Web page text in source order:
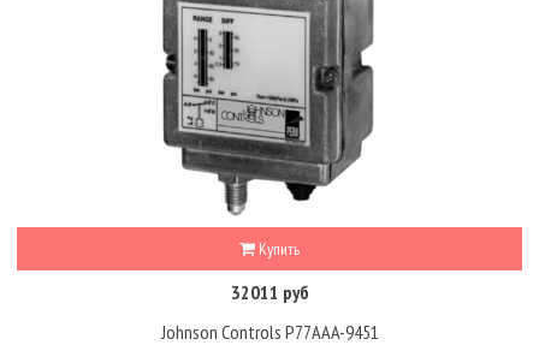
Купить
32011 руб
Johnson Controls P77AAA-9451